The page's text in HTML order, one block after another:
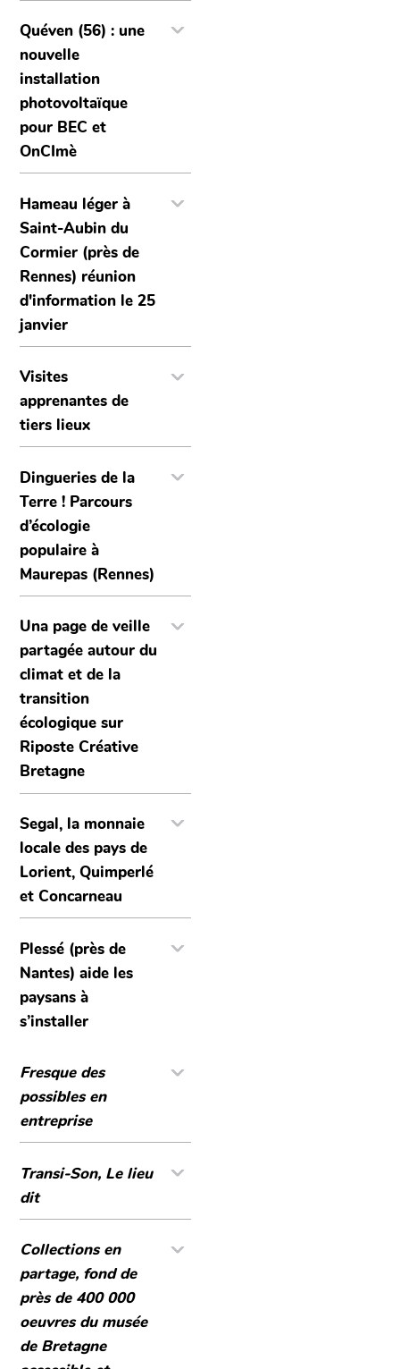
Quéven (56) : une
nouvelle
installation
photovoltaïque
pour BEC et
OnCImè
Hameau léger à
Saint-Aubin du
Cormier (près de
Rennes) réunion
d'information le 25
janvier
Visites
apprenantes de
tiers lieux
Dingueries de la
Terre ! Parcours
d’écologie
populaire à
Maurepas (Rennes)
Una page de veille
partagée autour du
climat et de la
transition
écologique sur
Riposte Créative
Bretagne
Segal, la monnaie
locale des pays de
Lorient, Quimperlé
et Concarneau
Plessé (près de
Nantes) aide les
paysans à
s’installer
Fresque des
possibles en
entreprise
Transi-Son, Le lieu
dit
Collections en
partage, fond de
près de 400 000
oeuvres du musée
de Bretagne